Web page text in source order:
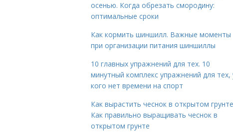
осенью. Когда обрезать смородину:
оптимальные сроки
Как кормить шиншилл. Важные моменты
при организации питания шиншиллы
10 главных упражнений для тех. 10
минутный комплекс упражнений для тех,
кого нет времени на спорт
Как вырастить чеснок в открытом
Как правильно выращивать чеснок в
открытом грунте